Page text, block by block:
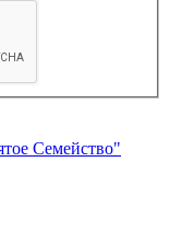
Семейство"